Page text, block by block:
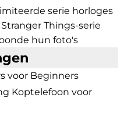
serie horloges
Things-serie
hun foto's
voor Beginners
Koptelefoon voor